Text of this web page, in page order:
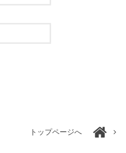
トップページへ